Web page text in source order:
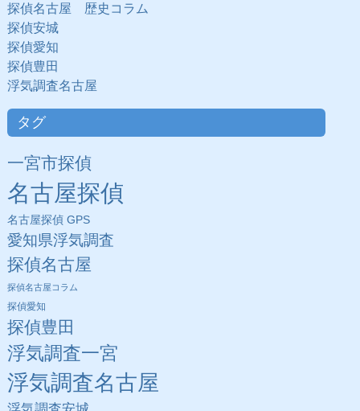
探偵名古屋 歴史コラム
探偵安城
探偵愛知
探偵豊田
浮気調査名古屋
タグ
一宮市探偵
名古屋探偵
名古屋探偵 GPS
愛知県浮気調査
探偵名古屋
探偵名古屋コラム
探偵愛知
探偵豊田
浮気調査一宮
浮気調査名古屋